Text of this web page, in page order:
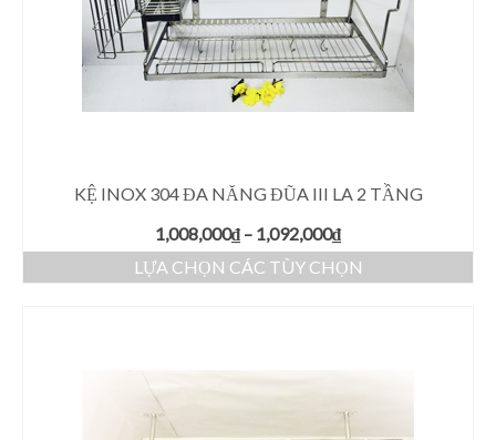
KỆ INOX 304 ĐA NĂNG ĐŨA III LA 2 TẦNG
1,008,000₫ – 1,092,000₫
LỰA CHỌN CÁC TÙY CHỌN